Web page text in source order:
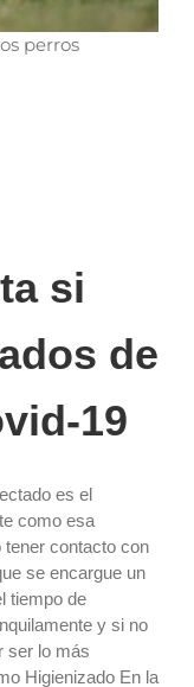
perros
si
de
19
es el
como esa
tener contacto con
se encargue un
tiempo de
y si no
ser lo más
Higienizado En la